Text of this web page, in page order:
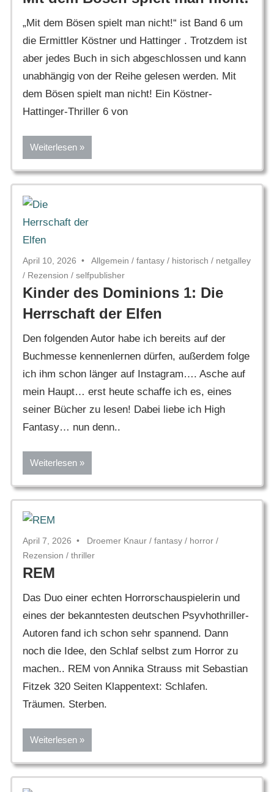
„Mit dem Bösen spielt man nicht!“ ist Band 6 um
die Ermittler Köstner und Hattinger . Trotzdem ist
aber jedes Buch in sich abgeschlossen und kann
unabhängig von der Reihe gelesen werden. Mit
dem Bösen spielt man nicht! Ein Köstner-
Hattinger-Thriller 6 von
Weiterlesen
April 10, 2026 Allgemein / fantasy / historisch / netgalley
/ Rezension / selfpublisher
Kinder des Dominions 1: Die
Herrschaft der Elfen
Den folgenden Autor habe ich bereits auf der
Buchmesse kennenlernen dürfen, außerdem folge
ich ihm schon länger auf Instagram…. Asche auf
mein Haupt… erst heute schaffe ich es, eines
seiner Bücher zu lesen! Dabei liebe ich High
Fantasy… nun denn..
Weiterlesen
April 7, 2026 Droemer Knaur / fantasy / horror /
Rezension / thriller
REM
Das Duo einer echten Horrorschauspielerin und
eines der bekanntesten deutschen Psyvhothriller-
Autoren fand ich schon sehr spannend. Dann
noch die Idee, den Schlaf selbst zum Horror zu
machen.. REM von Annika Strauss mit Sebastian
Fitzek 320 Seiten Klappentext: Schlafen.
Träumen. Sterben.
Weiterlesen